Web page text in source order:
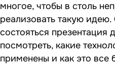
многое, чтобы в столь
реализовать такую
состояться презентация
посмотреть, какие
применены и как это все